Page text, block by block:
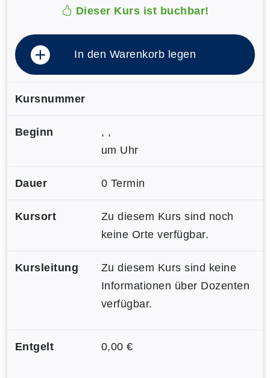
Dieser Kurs ist buchbar!
In den Warenkorb legen
Kursnummer
Beginn
, ,
um Uhr
Dauer 0 Termin
Kursort
Zu diesem Kurs sind noch
keine Orte verfügbar.
Kursleitung
Zu diesem Kurs sind keine
Informationen über Dozenten
verfügbar.
Entgelt 0,00 €